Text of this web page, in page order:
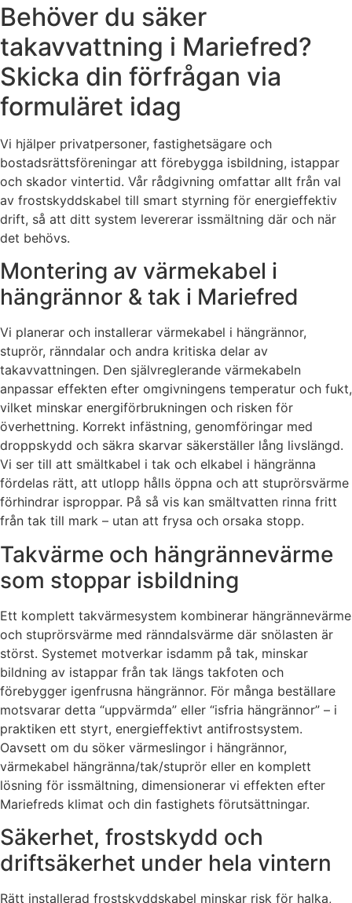
Behöver du säker
takavvattning i Mariefred?
Skicka din förfrågan via
formuläret idag
Vi hjälper privatpersoner, fastighetsägare och
bostadsrättsföreningar att förebygga isbildning, istappar
och skador vintertid. Vår rådgivning omfattar allt från val
av frostskyddskabel till smart styrning för energieffektiv
drift, så att ditt system levererar issmältning där och när
det behövs.
Montering av värmekabel i
hängrännor & tak i Mariefred
Vi planerar och installerar värmekabel i hängrännor,
stuprör, ränndalar och andra kritiska delar av
takavvattningen. Den självreglerande värmekabeln
anpassar effekten efter omgivningens temperatur och fukt,
vilket minskar energiförbrukningen och risken för
överhettning. Korrekt infästning, genomföringar med
droppskydd och säkra skarvar säkerställer lång livslängd.
Vi ser till att smältkabel i tak och elkabel i hängränna
fördelas rätt, att utlopp hålls öppna och att stuprörsvärme
förhindrar isproppar. På så vis kan smältvatten rinna fritt
från tak till mark – utan att frysa och orsaka stopp.
Takvärme och hängrännevärme
som stoppar isbildning
Ett komplett takvärmesystem kombinerar hängrännevärme
och stuprörsvärme med ränndalsvärme där snölasten är
störst. Systemet motverkar isdamm på tak, minskar
bildning av istappar från tak längs takfoten och
förebygger igenfrusna hängrännor. För många beställare
motsvarar detta “uppvärmda” eller “isfria hängrännor” – i
praktiken ett styrt, energieffektivt antifrostsystem.
Oavsett om du söker värmeslingor i hängrännor,
värmekabel hängränna/tak/stuprör eller en komplett
lösning för issmältning, dimensionerar vi effekten efter
Mariefreds klimat och din fastighets förutsättningar.
Säkerhet, frostskydd och
driftsäkerhet under hela vintern
Rätt installerad frostskyddskabel minskar risk för halka,